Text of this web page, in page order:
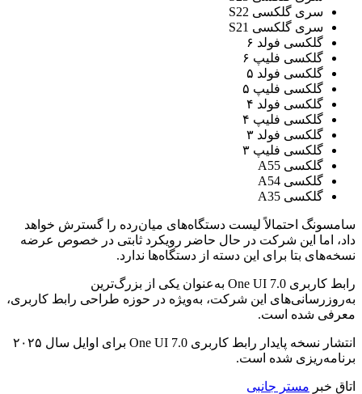
سری گلکسی S22
سری گلکسی S21
گلکسی فولد ۶
گلکسی فلیپ ۶
گلکسی فولد ۵
گلکسی فلیپ ۵
گلکسی فولد ۴
گلکسی فلیپ ۴
گلکسی فولد ۳
گلکسی فلیپ ۳
گلکسی A55
گلکسی A54
گلکسی A35
سامسونگ احتمالاً لیست دستگاه‌های میان‌رده را گسترش خواهد
داد، اما این شرکت در حال حاضر رویکرد ثابتی در خصوص عرضه
نسخه‌های بتا برای این دسته از دستگاه‌ها ندارد.
رابط کاربری One UI 7.0 به‌عنوان یکی از بزرگ‌ترین
به‌روزرسانی‌های این شرکت، به‌ویژه در حوزه طراحی رابط کاربری،
معرفی شده است.
انتشار نسخه پایدار رابط کاربری One UI 7.0 برای اوایل سال ۲۰۲۵
برنامه‌ریزی شده است.
اتاق خبر مستر جانبی